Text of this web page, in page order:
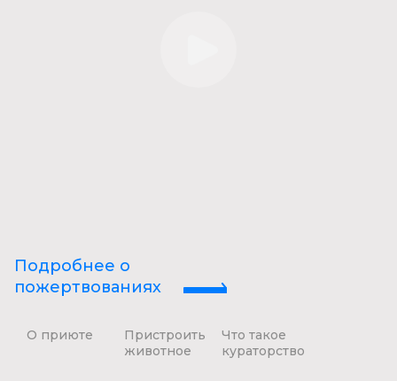
Подробнее о
пожертвованиях
О приюте
Пристроить
животное
Что такое
кураторство